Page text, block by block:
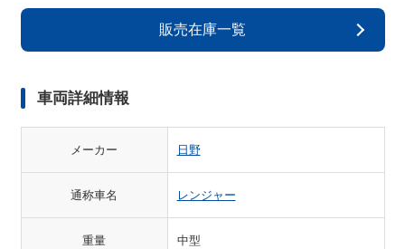
販売在庫一覧
車両詳細情報
メーカー 日野
通称車名 レンジャー
重量 中型